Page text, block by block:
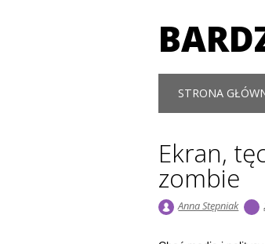
Main
STRONA
Ekran,
zombie
Anna Stępniak